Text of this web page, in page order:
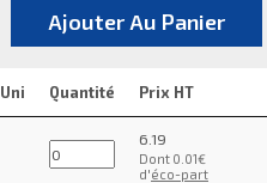
Ajouter Au Panier
Uni Quantité Prix HT
6.19
Dont 0.01€
d'éco-part